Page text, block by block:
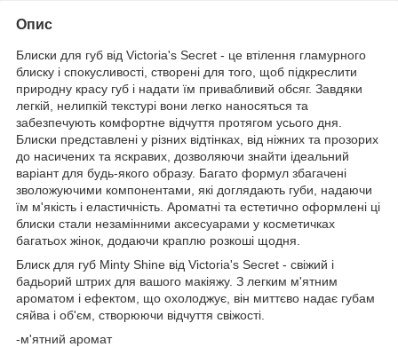
Опис
Блиски для губ від Victoria's Secret - це втілення гламурного
блиску і спокусливості, створені для того, щоб підкреслити
природну красу губ і надати їм привабливий обсяг. Завдяки
легкій, нелипкій текстурі вони легко наносяться та
забезпечують комфортне відчуття протягом усього дня.
Блиски представлені у різних відтінках, від ніжних та прозорих
до насичених та яскравих, дозволяючи знайти ідеальний
варіант для будь-якого образу. Багато формул збагачені
зволожуючими компонентами, які доглядають губи, надаючи
їм м'якість і еластичність. Ароматні та естетично оформлені ці
блиски стали незамінними аксесуарами у косметичках
багатьох жінок, додаючи краплю розкоші щодня.
Блиск для губ Minty Shine від Victoria's Secret - свіжий і
бадьорий штрих для вашого макіяжу. З легким м'ятним
ароматом і ефектом, що охолоджує, він миттєво надає губам
сяйва і об'єм, створюючи відчуття свіжості.
-м'ятний аромат